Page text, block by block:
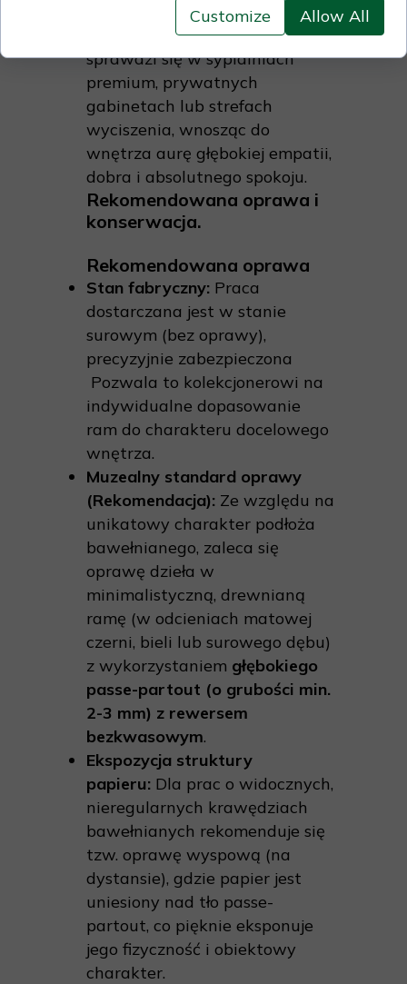
obecność wewnętrznego
światła, akwarela ta idealnie
sprawdzi się w sypialniach
premium, prywatnych
gabinetach lub strefach
wyciszenia, wnosząc do
wnętrza aurę głębokiej empatii,
dobra i absolutnego spokoju.
Rekomendowana oprawa i
konserwacja.
Rekomendowana oprawa
Stan fabryczny: Praca
dostarczana jest w stanie
surowym (bez oprawy),
precyzyjnie zabezpieczona
Pozwala to kolekcjonerowi na
indywidualne dopasowanie
ram do charakteru docelowego
wnętrza.
Muzealny standard oprawy
(Rekomendacja): Ze względu na
unikatowy charakter podłoża
bawełnianego, zaleca się
oprawę dzieła w
minimalistyczną, drewnianą
ramę (w odcieniach matowej
czerni, bieli lub surowego dębu)
z wykorzystaniem głębokiego
passe-partout (o grubości min.
2-3 mm) z rewersem
bezkwasowym.
Ekspozycja struktury
papieru: Dla prac o widocznych,
nieregularnych krawędziach
bawełnianych rekomenduje się
tzw. oprawę wyspową (na
dystansie), gdzie papier jest
uniesiony nad tło passe-
partout, co pięknie eksponuje
jego fizyczność i obiektowy
charakter.
Customize Allow All